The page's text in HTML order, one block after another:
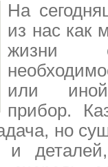
На
из нас как
жизни
или иной
прибор.
но
и